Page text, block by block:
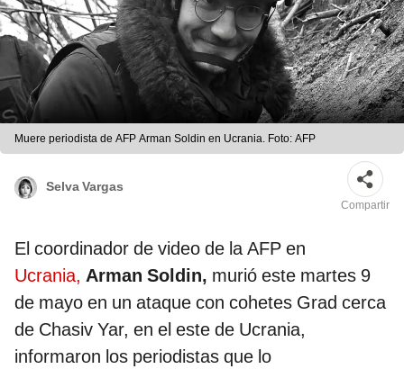
Muere periodista de AFP Arman Soldin en Ucrania. Foto: AFP
Selva Vargas
Compartir
El coordinador de video de la AFP en
Ucrania, Arman Soldin, murió este martes 9
de mayo en un ataque con cohetes Grad cerca
de Chasiv Yar, en el este de Ucrania,
informaron los periodistas que lo